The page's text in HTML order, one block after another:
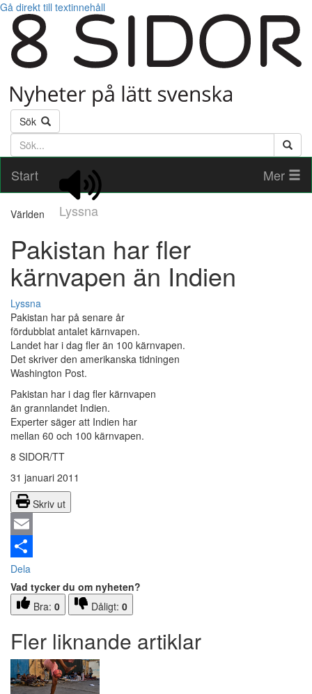
Gå direkt till textinnehåll
Sök
Söktext
Start
Lyssna
Mer
Världen
Pakistan har fler
kärnvapen än Indien
Lyssna
Pakistan har på senare år
fördubblat antalet kärnvapen.
Landet har i dag fler än 100 kärnvapen.
Det skriver den amerikanska tidningen
Washington Post.
Pakistan har i dag fler kärnvapen
än grannlandet Indien.
Experter säger att Indien har
mellan 60 och 100 kärnvapen.
8 SIDOR/TT
31 januari 2011
Skriv ut
Email
Dela
Vad tycker du om nyheten?
Bra: 0 Dåligt: 0
Fler liknande artiklar